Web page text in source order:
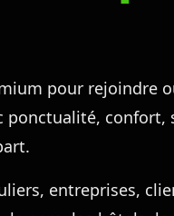
pour rejoindre
ponctualité, confort,
entreprises,